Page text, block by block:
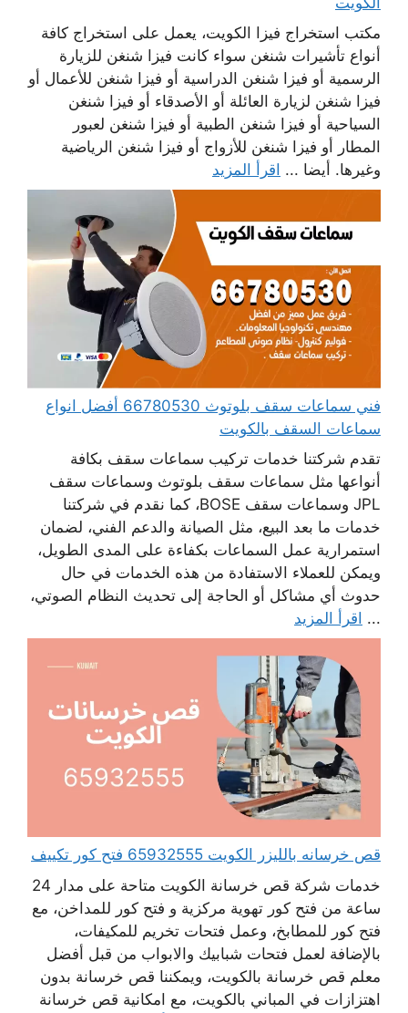
مكتب استخراج فيزا الكويت، يعمل على استخراج كافة
أنواع تأشيرات شنغن سواء كانت فيزا شنغن للزيارة
الرسمية أو فيزا شنغن الدراسية أو فيزا شنغن للأعمال أو
فيزا شنغن لزيارة العائلة أو الأصدقاء أو فيزا شنغن
السياحية أو فيزا شنغن الطبية أو فيزا شنغن لعبور
المطار أو فيزا شنغن للأزواج أو فيزا شنغن الرياضية
وغيرها. أيضا ... اقرأ المزيد
فني سماعات سقف بلوتوث 66780530 أفضل انواع
سماعات السقف بالكويت
تقدم شركتنا خدمات تركيب سماعات سقف بكافة
أنواعها مثل سماعات سقف بلوتوث وسماعات سقف
JPL وسماعات سقف BOSE، كما نقدم في شركتنا
خدمات ما بعد البيع، مثل الصيانة والدعم الفني، لضمان
استمرارية عمل السماعات بكفاءة على المدى الطويل،
ويمكن للعملاء الاستفادة من هذه الخدمات في حال
حدوث أي مشاكل أو الحاجة إلى تحديث النظام الصوتي،
... اقرأ المزيد
قص خرسانه بالليزر الكويت 65932555 فتح كور تكييف
خدمات شركة قص خرسانة الكويت متاحة على مدار 24
ساعة من فتح كور تهوية مركزية و فتح كور للمداخن، مع
فتح كور للمطابخ، وعمل فتحات تخريم للمكيفات،
بالإضافة لعمل فتحات شبابيك والابواب من قبل أفضل
معلم قص خرسانة بالكويت، ويمكننا قص خرسانة بدون
اهتزازات في المباني بالكويت، مع امكانية قص خرسانة